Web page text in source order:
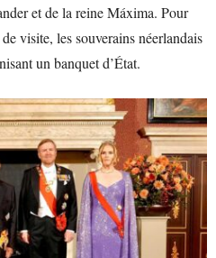
et de la reine Máxima. Pour
visite, les souverains néerlandais
un banquet d’État.